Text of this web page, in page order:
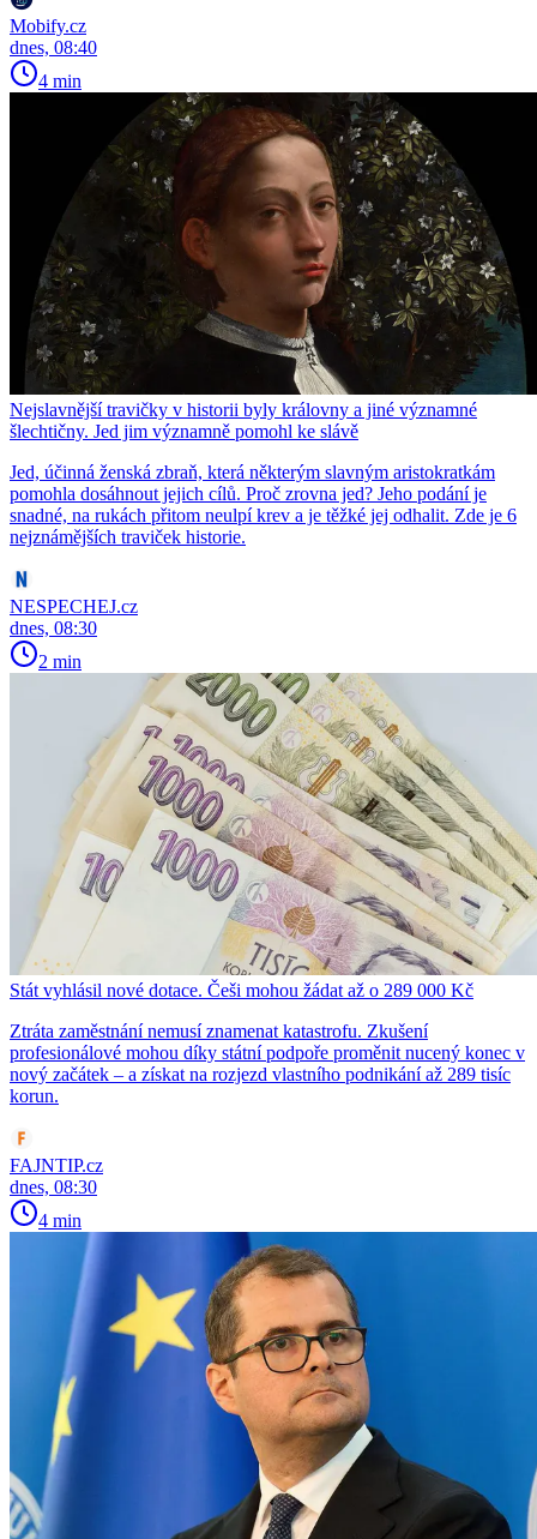
Mobify.cz
dnes, 08:40
4 min
Nejslavnější travičky v historii byly královny a jiné významné
šlechtičny. Jed jim významně pomohl ke slávě
Jed, účinná ženská zbraň, která některým slavným aristokratkám
pomohla dosáhnout jejich cílů. Proč zrovna jed? Jeho podání je
snadné, na rukách přitom neulpí krev a je těžké jej odhalit. Zde je 6
nejznámějších traviček historie.
NESPECHEJ.cz
dnes, 08:30
2 min
Stát vyhlásil nové dotace. Češi mohou žádat až o 289 000 Kč
Ztráta zaměstnání nemusí znamenat katastrofu. Zkušení
profesionálové mohou díky státní podpoře proměnit nucený konec v
nový začátek – a získat na rozjezd vlastního podnikání až 289 tisíc
korun.
FAJNTIP.cz
dnes, 08:30
4 min